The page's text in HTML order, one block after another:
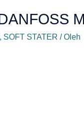
, SOFT STATER / Oleh